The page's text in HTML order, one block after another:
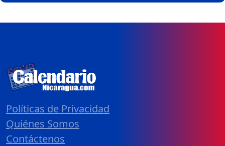
Políticas de Privacidad
Quiénes Somos
Contáctenos